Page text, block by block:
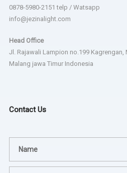
0878-5980-2151 telp / Watsapp
info@jezinalight.com
Head Office
Jl. Rajawali Lampion no.199
Malang jawa Timur Indonesia
Contact Us